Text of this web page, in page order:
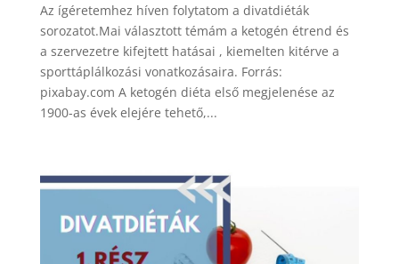
Az ígéretemhez híven folytatom a divatdiéták
sorozatot.Mai választott témám a ketogén étrend és
a szervezetre kifejtett hatásai , kiemelten kitérve a
sporttáplálkozási vonatkozásaira. Forrás:
pixabay.com A ketogén diéta első megjelenése az
1900-as évek elejére tehető,...